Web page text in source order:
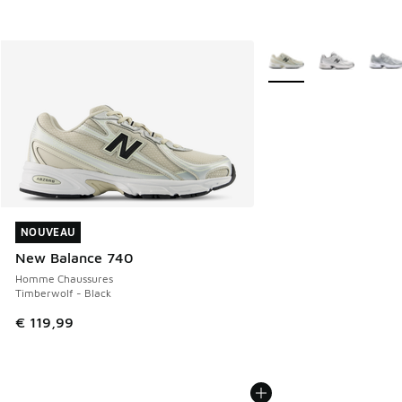
NOUVEAU
New Balance 740
Homme Chaussures
Timberwolf - Black
€ 119,99
NOUVEAU
Plus de couleurs